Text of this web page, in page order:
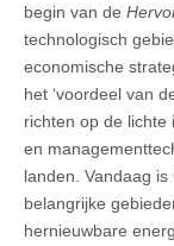
begin van de
technologisch
economische
het ‘voordeel van
richten op de lichte
en
landen. Vandaag
belangrijke
hernieuwbare